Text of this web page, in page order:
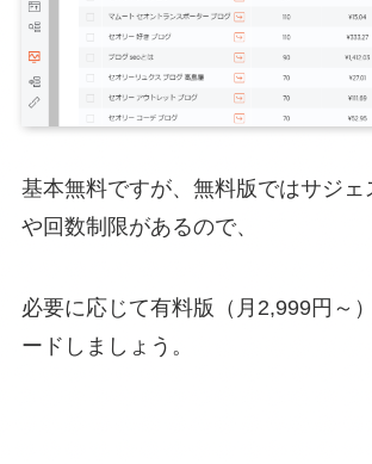
基本無料ですが、無料版ではサジェ
や回数制限があるので、
必要に応じて有料版（月2,999円～
ードしましょう。